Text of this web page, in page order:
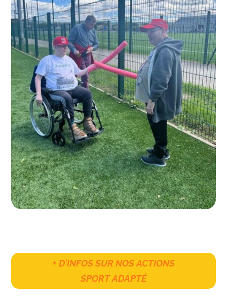
+ D'INFOS SUR NOS ACTIONS
SPORT ADAPTÉ